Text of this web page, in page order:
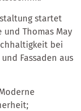
startet
und Thomas May
bei
Fassaden aus